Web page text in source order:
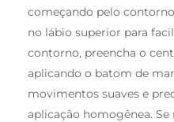
começando pelo
no lábio superior para
contorno, preencha o
aplicando o batom de
movimentos suaves e
aplicação homogênea. Se